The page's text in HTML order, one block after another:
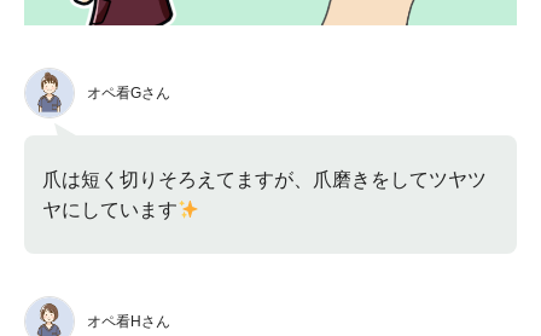
オペ看Gさん
爪は短く切りそろえてますが、爪磨きをしてツヤツ
ヤにしています
オペ看Hさん